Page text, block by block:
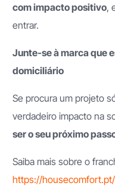
com impacto positivo,
entrar.
Junte-se à marca que
domiciliário
Se procura um projeto
verdadeiro impacto na
ser o seu próximo
Saiba mais sobre o
https://